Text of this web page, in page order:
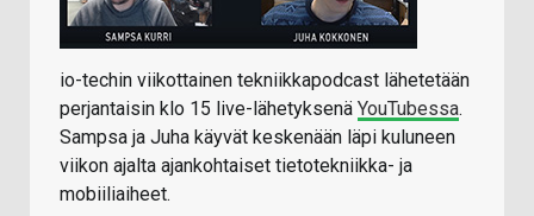
io-techin viikottainen tekniikkapodcast lähetetään
perjantaisin klo 15 live-lähetyksenä YouTubessa.
Sampsa ja Juha käyvät keskenään läpi kuluneen
viikon ajalta ajankohtaiset tietotekniikka- ja
mobiiliaiheet.